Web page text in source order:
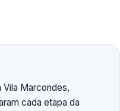
Vila Marcondes,
cada etapa da